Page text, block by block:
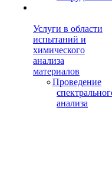
Услуги в области
испытаний и
химического
анализа
материалов
Проведение
анализа